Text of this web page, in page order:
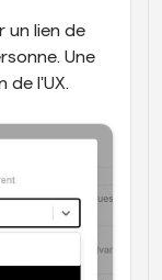
un lien de
Une
de l'UX.